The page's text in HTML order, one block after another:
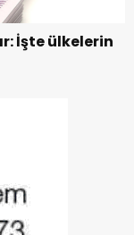
İşte ülkelerin